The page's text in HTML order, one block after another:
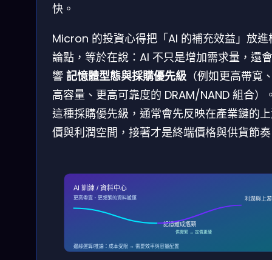
快。
Micron 的投資心得把「AI 的補充效益」放進
論點，等於在說：AI 不只是增加需求量，還
響 記憶體型態與採購優先級 （例如更高帶寬
高容量、更高可靠度的 DRAM/NAND 組合）
這種採購優先級，通常會先反映在產業鏈的
價與利潤空間，接著才是終端價格與供貨節
AI 訓練 / 資料中心
更高帶寬、更頻繁的資料搬運
記憶體成瓶頸
供需緊 → 定價更硬
利潤與上
邊緣運算/推論：成本受限 → 需要效率與容量配置